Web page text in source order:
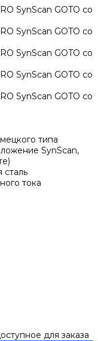
типа
SynScan,
тока
для заказа